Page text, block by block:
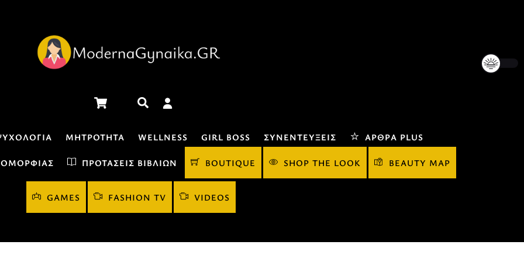
Cart Αναζήτηση
ΜΗΤΡΌΤΗΤΑ WELLNESS GIRL BOSS ΣΥΝΕΝΤΕΎΞΕΙΣ ΆΡΘΡΑ PLUS
ΟΜΟΡΦΙΆΣ ΠΡΟΤΆΣΕΙΣ ΒΙΒΛΊΩΝ BOUTIQUE SHOP THE LOOK BEAUTY MAP
GAMES FASHION TV VIDEOS